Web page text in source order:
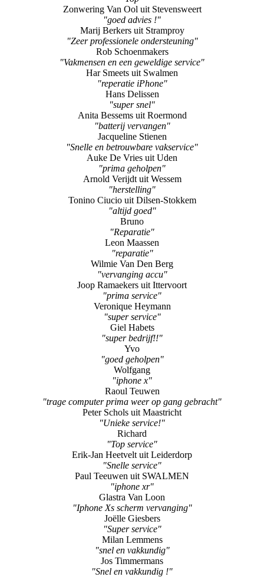
Zonwering Van Ool uit Stevensweert
"goed advies !"
Marij Berkers uit Stramproy
"Zeer professionele ondersteuning"
Rob Schoenmakers
"Vakmensen en een geweldige service"
Har Smeets uit Swalmen
"reperatie iPhone"
Hans Delissen
"super snel"
Anita Bessems uit Roermond
"batterij vervangen"
Jacqueline Stienen
"Snelle en betrouwbare vakservice"
Auke De Vries uit Uden
"prima geholpen"
Arnold Verijdt uit Wessem
"herstelling"
Tonino Ciucio uit Dilsen-Stokkem
"altijd goed"
Bruno
"Reparatie"
Leon Maassen
"reparatie"
Wilmie Van Den Berg
"vervanging accu"
Joop Ramaekers uit Ittervoort
"prima service"
Veronique Heymann
"super service"
Giel Habets
"super bedrijf!!"
Yvo
"goed geholpen"
Wolfgang
"iphone x"
Raoul Teuwen
"trage computer prima weer op gang gebracht"
Peter Schols uit Maastricht
"Unieke service!"
Richard
"Top service"
Erik-Jan Heetvelt uit Leiderdorp
"Snelle service"
Paul Teeuwen uit SWALMEN
"iphone xr"
Glastra Van Loon
"Iphone Xs scherm vervanging"
Joëlle Giesbers
"Super service"
Milan Lemmens
"snel en vakkundig"
Jos Timmermans
"Snel en vakkundig !"